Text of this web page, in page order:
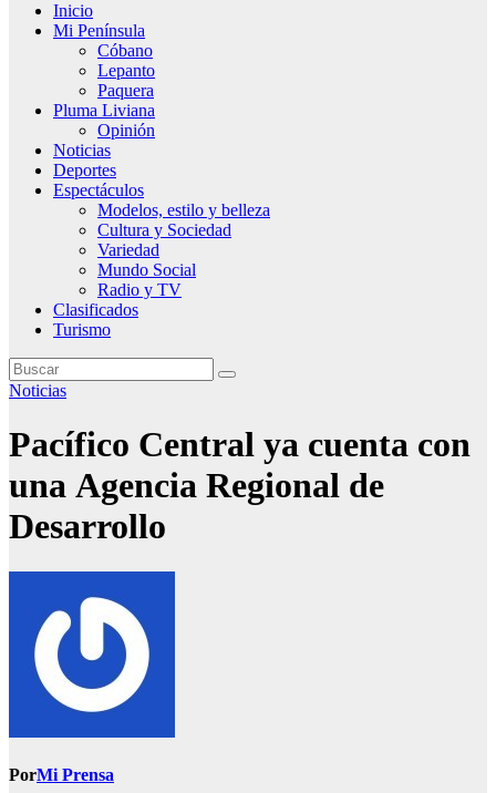
Inicio
Mi Península
Cóbano
Lepanto
Paquera
Pluma Liviana
Opinión
Noticias
Deportes
Espectáculos
Modelos, estilo y belleza
Cultura y Sociedad
Variedad
Mundo Social
Radio y TV
Clasificados
Turismo
Noticias
Pacífico Central ya cuenta con
una Agencia Regional de
Desarrollo
PorMi Prensa